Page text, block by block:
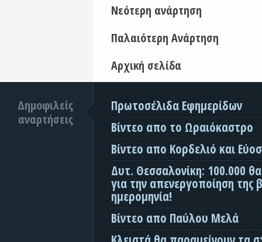
Νεότερη ανάρτηση
Παλαιότερη Ανάρτηση
Αρχική σελίδα
Δημοφιλείς
αναρτήσεις
Πρωτοσέλιδα Εφημερίδων
Βίντεο απο το Ωραιόκαστρο
Βίντεο απο Κορδελιό και
Δυτ. Θεσσαλονίκη: 100.000
για την απενεργοποίηση της
ημερομηνία!
Βίντεο απο Παύλου Μελά